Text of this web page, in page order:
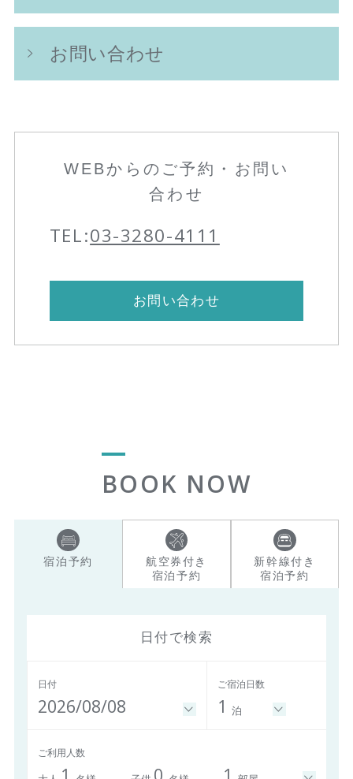
お問い合わせ
WEBからのご予約・お問い
合わせ
TEL:03-3280-4111
お問い合わせ
BOOK NOW
宿泊予約
航空券付き
宿泊予約
新幹線付き
宿泊予約
日付で検索
日付
2026/08/08
ご宿泊日数
1 泊
ご利用人数